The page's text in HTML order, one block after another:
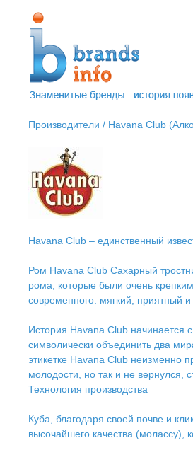
Производители / Havana Club (
Havana Club – единственный
Ром Havana Club Сахарный
рома, которые были очень
современного: мягкий, приятный
История Havana Club начинается
символически объединить два
этикетке Havana Club неизменно
молодости, но так и не вернулся,
Технология производства
Куба, благодаря своей почве и
высочайшего качества (молассу),